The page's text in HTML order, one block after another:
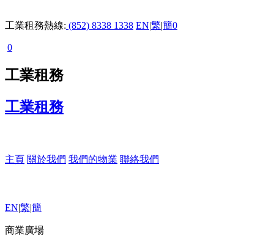
工業租務熱線: (852) 8338 1338 EN|繁|簡0
0
工業租務
工業租務
主頁 關於我們 我們的物業 聯絡我們
EN|繁|簡
商業廣場